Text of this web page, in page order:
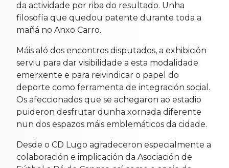
da actividade por riba do resultado. Unha
filosofía que quedou patente durante toda a
mañá no Anxo Carro.
Máis aló dos encontros disputados, a exhibición
serviu para dar visibilidade a esta modalidade
emerxente e para reivindicar o papel do
deporte como ferramenta de integración social.
Os afeccionados que se achegaron ao estadio
puideron desfrutar dunha xornada diferente
nun dos espazos máis emblemáticos da cidade.
Desde o CD Lugo agradeceron especialmente a
colaboración e implicación da Asociación de